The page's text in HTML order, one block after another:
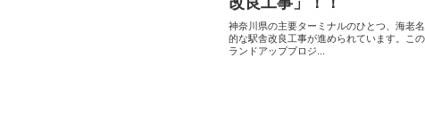
神奈川県の主要ターミナルのひとつ、海老
的な駅舎改良工事が進められています。こ
ランドアッププロジ...